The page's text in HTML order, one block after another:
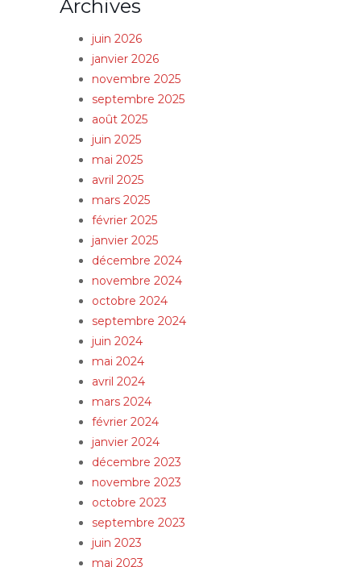
Archives
juin 2026
janvier 2026
novembre 2025
septembre 2025
août 2025
juin 2025
mai 2025
avril 2025
mars 2025
février 2025
janvier 2025
décembre 2024
novembre 2024
octobre 2024
septembre 2024
juin 2024
mai 2024
avril 2024
mars 2024
février 2024
janvier 2024
décembre 2023
novembre 2023
octobre 2023
septembre 2023
juin 2023
mai 2023